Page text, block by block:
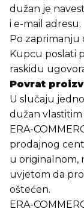
dužan je
i e-mail adresu.
Po zaprimanju
Kupcu poslati
raskidu
Povrat
U slučaju
dužan
ERA-
prodajnog
u originalnom,
uvjetom da
oštećen.
ERA-